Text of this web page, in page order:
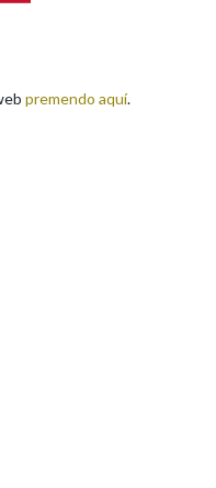
en materia de
a Real Academia
faciliten o seu correo
de carácter
premendo aquí.